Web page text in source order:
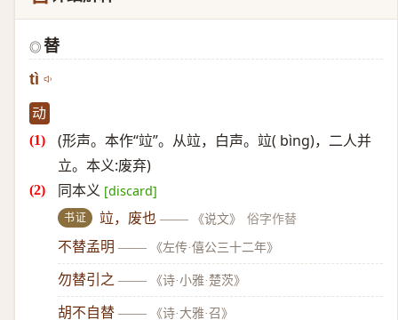
◎ 替
tì
动
(形声。本作“竝”。从竝，白声。竝( bìng)，二人并
立。本义:废弃)
同本义 [discard]
书证 竝，废也 —— 《说文》 俗字作替
不替孟明 —— 《左传·僖公三十二年》
勿替引之 —— 《诗·小雅·楚茨》
胡不自替 —— 《诗·大雅·召》